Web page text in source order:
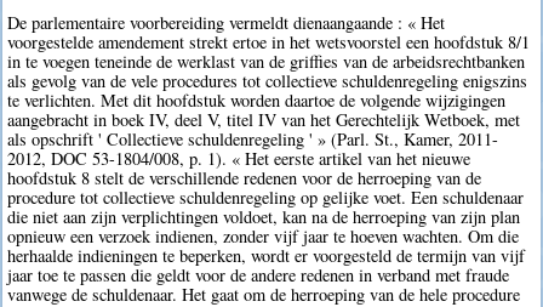
De parlementaire voorbereiding vermeldt dienaangaande : « Het
voorgestelde amendement strekt ertoe in het wetsvoorstel een hoofdstuk 8/1
in te voegen teneinde de werklast van de griffies van de arbeidsrechtbanken
als gevolg van de vele procedures tot collectieve schuldenregeling enigszins
te verlichten. Met dit hoofdstuk worden daartoe de volgende wijzigingen
aangebracht in boek IV, deel V, titel IV van het Gerechtelijk Wetboek, met
als opschrift ' Collectieve schuldenregeling ' » (Parl. St., Kamer, 2011-
2012, DOC 53-1804/008, p. 1). « Het eerste artikel van het nieuwe
hoofdstuk 8 stelt de verschillende redenen voor de herroeping van de
procedure tot collectieve schuldenregeling op gelijke voet. Een schuldenaar
die niet aan zijn verplichtingen voldoet, kan na de herroeping van zijn plan
opnieuw een verzoek indienen, zonder vijf jaar te hoeven wachten. Om die
herhaalde indieningen te beperken, wordt er voorgesteld de termijn van vijf
jaar toe te passen die geldt voor de andere redenen in verband met fraude
vanwege de schuldenaar. Het gaat om de herroeping van de hele procedure